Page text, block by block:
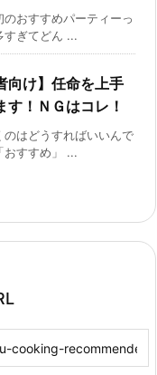
おすすめパーティーっ
すぎてどん ...
向け】任命を上手
！ＮＧはコレ！
はどうすればいいんで
おすすめ」 ...